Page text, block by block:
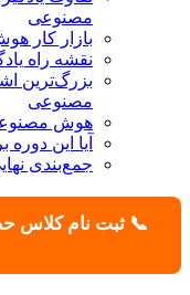
مصنوعی
بازار کار
نقشه راه
بزرگ‌ترین
مصنوعی
هوش
آیا این
جمع‌بندی